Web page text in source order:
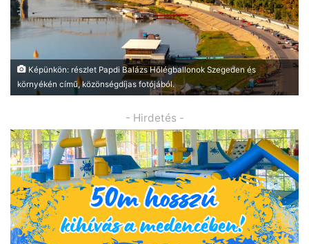
Képünkön: részlet Papdi Balázs Hőlégballonok Szegeden és
környékén című, közönségdíjas fotójából.
- Hirdetés -